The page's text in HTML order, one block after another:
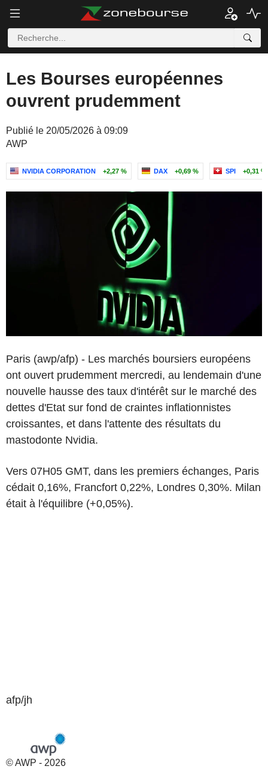
Les Bourses européennes
ouvrent prudemment
Publié le 20/05/2026 à 09:09
AWP
NVIDIA CORPORATION +2,27 % DAX +0,69 % SPI +0,31 %
Paris (awp/afp) - Les marchés boursiers européens
ont ouvert prudemment mercredi, au lendemain d'une
nouvelle hausse des taux d'intérêt sur le marché des
dettes d'Etat sur fond de craintes inflationnistes
croissantes, et dans l'attente des résultats du
mastodonte Nvidia.
Vers 07H05 GMT, dans les premiers échanges, Paris
cédait 0,16%, Francfort 0,22%, Londres 0,30%. Milan
était à l'équilibre (+0,05%).
afp/jh
© AWP - 2026